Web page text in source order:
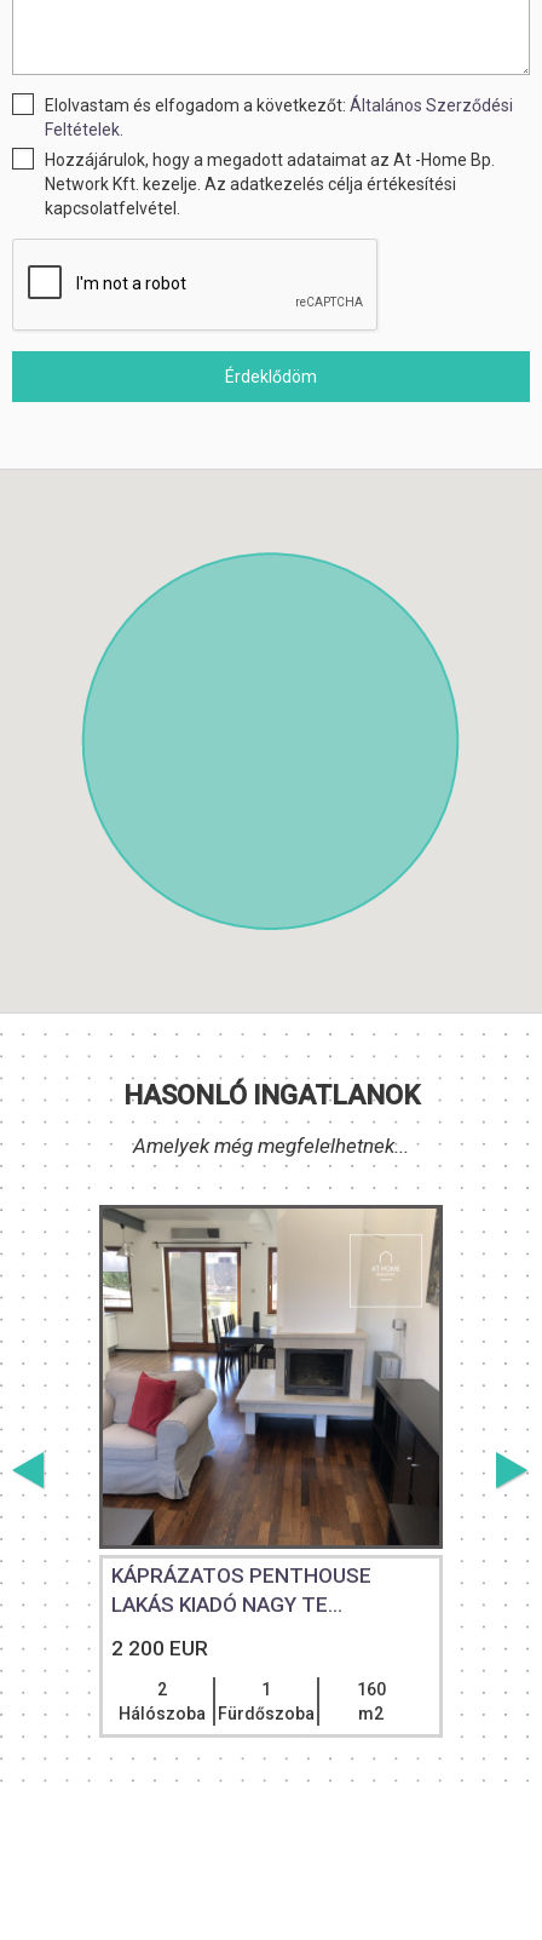
Elolvastam és elfogadom a következőt:Általános Szerződési
Feltételek.
Hozzájárulok, hogy a megadott adataimat az At -Home Bp.
Network Kft. kezelje. Az adatkezelés célja értékesítési
kapcsolatfelvétel.
Érdeklődöm
HASONLÓ INGATLANOK
Amelyek még megfelelhetnek...
KÁPRÁZATOS PENTHOUSE
LAKÁS KIADÓ NAGY TE...
2 200 EUR
2
Hálószoba
1
Fürdőszoba
160
m2